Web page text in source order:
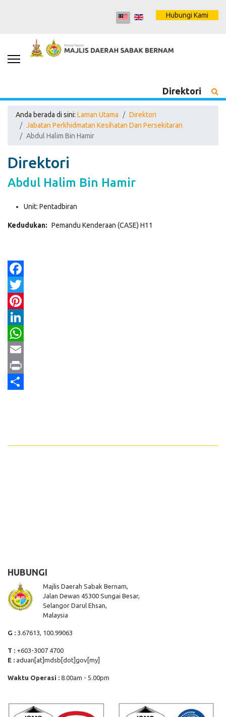
Hubungi Kami
Direktori
Anda berada di sini: Laman Utama
Direktori
Jabatan Perkhidmatan Kesihatan Dan Persekitaran
Abdul Halim Bin Hamir
Direktori
Abdul Halim Bin Hamir
Unit: Pentadbiran
Kedudukan: Pemandu Kenderaan (CASE) H11
Facebook
Twitter
Pinterest
LinkedIn
WhatsApp
Email
Print
HUBUNGI
Majlis Daerah Sabak Bernam,
Jalan Dewan 45300 Sungai Besar,
Selangor Darul Ehsan,
Malaysia
G : 3.67613, 100.99063
T : +603-3007 4700
E : aduan[at]mdsb[dot]gov[my]
Waktu Operasi : 8.00am - 5.00pm